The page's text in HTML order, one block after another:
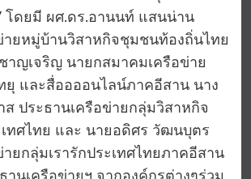
โดยมี ผศ.ดร.อานนท์ แสนน่าน
ายหมู่บ้านวิสาหกิจชุมชนท้องถิ่นไทย
าญเจริญ นายกสมาคมเครือข่าย
ยุ และสื่ออออนไลน์ภาคอีสาน นาง
ประธานเครือข่ายกลุ่มวิสาหกิจ
ทศไทย และ นายอดิศร วัฒนบุตร
ายกลุ่มเรารักประเทศไทยภาคอีสาน